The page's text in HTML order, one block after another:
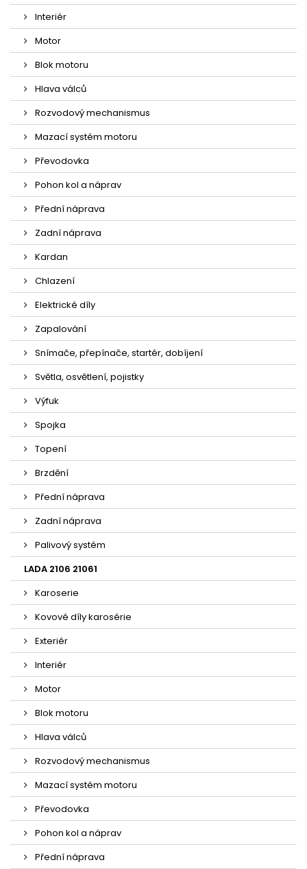
Interiér
Motor
Blok motoru
Hlava válců
Rozvodový mechanismus
Mazací systém motoru
Převodovka
Pohon kol a náprav
Přední náprava
Zadní náprava
Kardan
Chlazení
Elektrické díly
Zapalování
Snímače, přepínače, startér, dobíjení
Světla, osvětlení, pojistky
Výfuk
Spojka
Topení
Brzdění
Přední náprava
Zadní náprava
Palivový systém
LADA 2106 21061
Karoserie
Kovové díly karosérie
Exteriér
Interiér
Motor
Blok motoru
Hlava válců
Rozvodový mechanismus
Mazací systém motoru
Převodovka
Pohon kol a náprav
Přední náprava